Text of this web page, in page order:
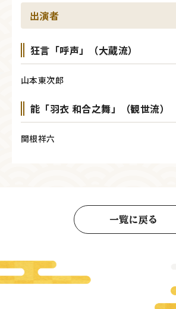
出演者
狂言「呼声」（大蔵流）
山本東次郎
能「羽衣 和合之舞」（観世流）
関根祥六
一覧に戻る